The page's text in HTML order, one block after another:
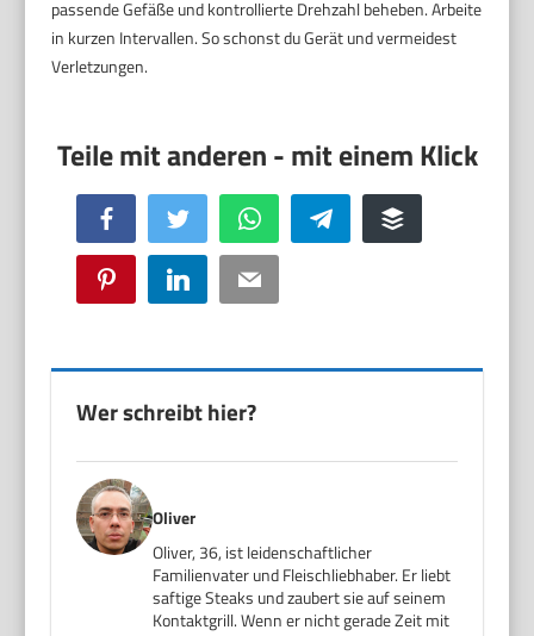
passende Gefäße und kontrollierte Drehzahl beheben. Arbeite
in kurzen Intervallen. So schonst du Gerät und vermeidest
Verletzungen.
Facebook Twitter WhatsApp Telegram Buffer
Pinterest LinkedIn Email
Wer schreibt hier?
Oliver
Oliver, 36, ist leidenschaftlicher
Familienvater und Fleischliebhaber. Er liebt
saftige Steaks und zaubert sie auf seinem
Kontaktgrill. Wenn er nicht gerade Zeit mit